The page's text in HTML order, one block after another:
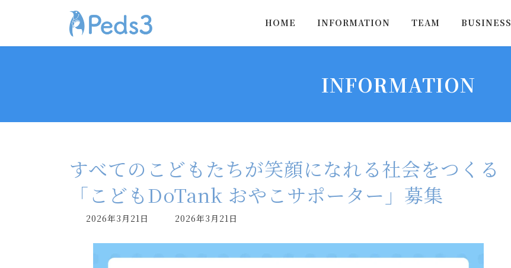
ン
ー
HOME INFORMATION TEAM BUSINESS
INFORMATION
すべてのこどもたちが笑顔になれる社会をつくる
「こどもDoTank おやこサポーター」募集
2026年3月21日
最
更
2026年3月21日